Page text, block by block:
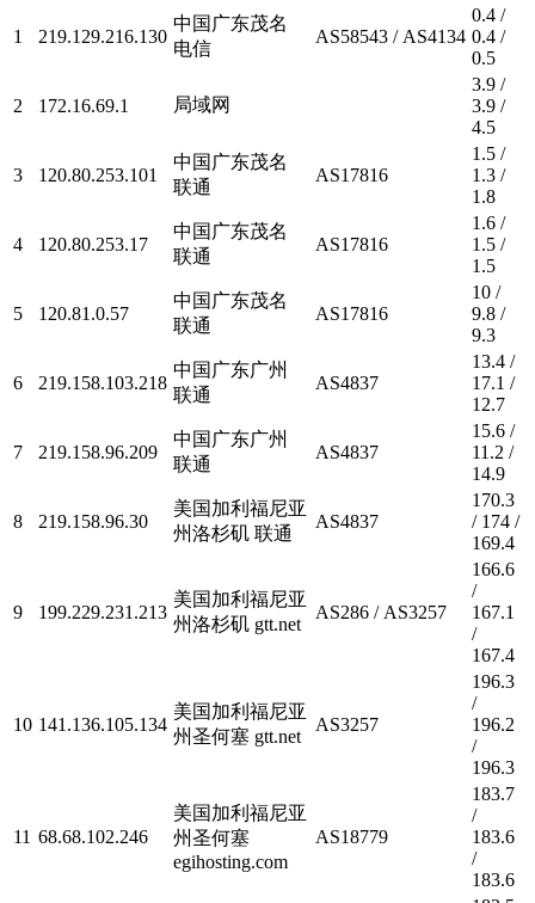
1 219.129.216.130
中国广东茂名
电信
AS58543 / AS4134
0.4 /
0.4 /
0.5
2 172.16.69.1 局域网
3.9 /
3.9 /
4.5
3 120.80.253.101
中国广东茂名
联通
AS17816
1.5 /
1.3 /
1.8
4 120.80.253.17
中国广东茂名
联通
AS17816
1.6 /
1.5 /
1.5
5 120.81.0.57
中国广东茂名
联通
AS17816
10 /
9.8 /
9.3
6 219.158.103.218
中国广东广州
联通
AS4837
13.4 /
17.1 /
12.7
7 219.158.96.209
中国广东广州
联通
AS4837
15.6 /
11.2 /
14.9
8 219.158.96.30
美国加利福尼亚
州洛杉矶 联通
AS4837
170.3
/ 174 /
169.4
9 199.229.231.213
美国加利福尼亚
州洛杉矶 gtt.net
AS286 / AS3257
166.6
/
167.1
/
167.4
10 141.136.105.134
美国加利福尼亚
州圣何塞 gtt.net
AS3257
196.3
/
196.2
/
196.3
11 68.68.102.246
美国加利福尼亚
州圣何塞
egihosting.com
AS18779
183.7
/
183.6
/
183.6